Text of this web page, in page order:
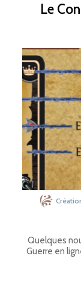
Le
Quelques
Guerre en